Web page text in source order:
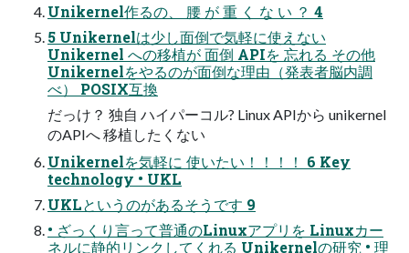
Unikernel作るの、 腰 が 重 く な い ？ 4
5 Unikernelは少し面倒で気軽に使えない
Unikernel への移植が 面倒 APIを 忘れる その他
Unikernelをやるのが面倒な理由（発表者脳内調
べ） POSIX互換
だっけ？ 独自 ハイパーコル? Linux APIから unikernel
のAPIへ 移植したくない
Unikernelを気軽に 使いたい！！！！ 6 Key
technology • UKL
UKLというのがあるそうです 9
• ざっくり言って普通のLinuxアプリを Linuxカー
ネルに静的リンクしてくれる Unikernelの研究 • 理